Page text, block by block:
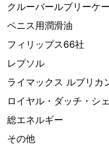
クルーバールブリーケ
ペニス用潤滑油
フィリップス66社
レプソル
ライマックス ルブリカ
ロイヤル・ダッチ・シ
総エネルギー
その他